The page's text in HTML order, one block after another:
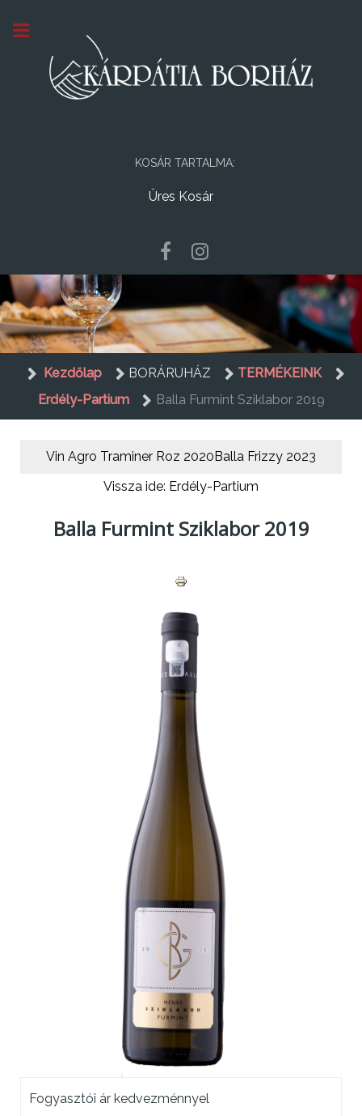
KOSÁR TARTALMA:
Üres Kosár
Kezdőlap BORÁRUHÁZ
TERMÉKEINK
Erdély-Partium
Balla Furmint Sziklabor 2019
Vin Agro Traminer Roz 2020 Balla Frizzy 2023
Vissza ide: Erdély-Partium
Balla Furmint Sziklabor 2019
Fogyasztói ár kedvezménnyel